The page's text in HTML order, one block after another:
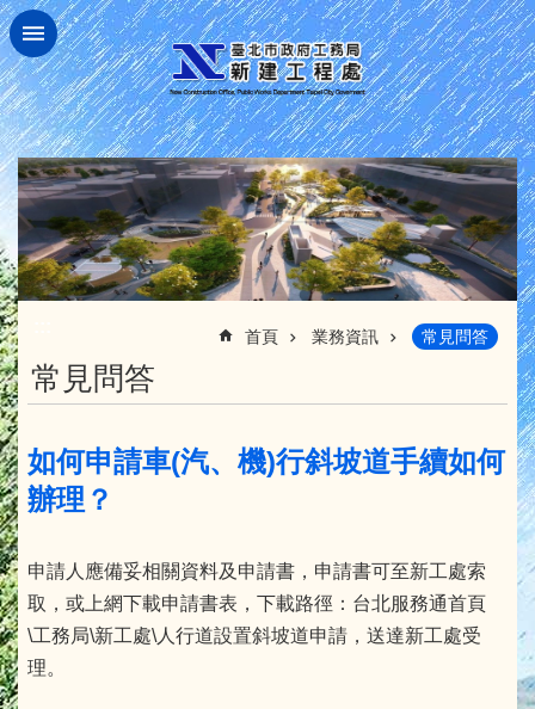
跳到主要內容區塊
首頁 業務資訊 常見問答
常見問答
如何申請車(汽、機)行斜坡道手續如何
辦理？
申請人應備妥相關資料及申請書，申請書可至新工處索
取，或上網下載申請書表，下載路徑：台北服務通首頁
\工務局\新工處\人行道設置斜坡道申請，送達新工處受
理。